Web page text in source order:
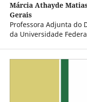
Márcia Athayde
Gerais
Professora Adjunta do
da Universidade